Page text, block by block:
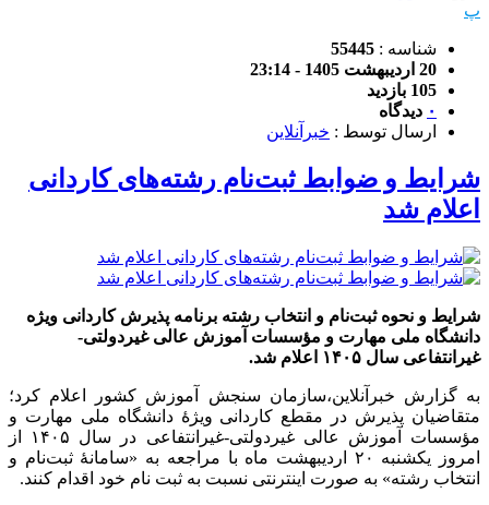
پ
شناسه : 55445
20 اردیبهشت 1405 - 23:14
105 بازدید
۰ دیدگاه
ارسال توسط : خبرآنلاین
شرایط و ضوابط ثبت‌نام رشته‌های کاردانی
اعلام شد
شرایط و نحوه ثبت‌نام و انتخاب رشته برنامه پذیرش کاردانی ویژه
دانشگاه ملی مهارت و مؤسسات آموزش عالی غیردولتی-
غیرانتفاعی سال ۱۴۰۵ اعلام شد.
به گزارش خبرآنلاین،سازمان سنجش آموزش کشور اعلام کرد؛
متقاضیان پذیرش در مقطع کاردانی ویژۀ دانشگاه ملی مهارت و
مؤسسات آموزش عالی غیردولتی-غیرانتفاعی در سال ۱۴۰۵ از
امروز یکشنبه ۲۰ اردیبهشت ماه با مراجعه به «سامانۀ ثبت‌نام و
انتخاب رشته» به صورت اینترنتی نسبت به ثبت نام خود اقدام کنند.